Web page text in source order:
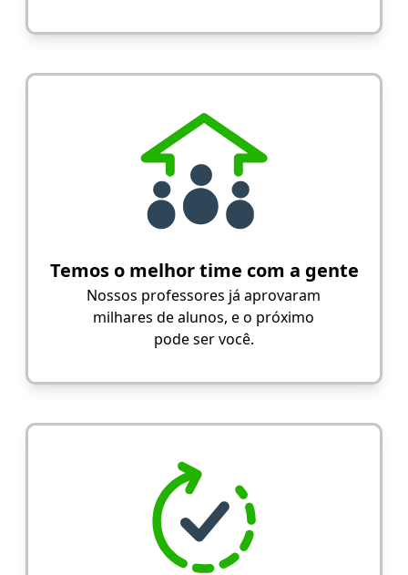
Temos o melhor time com a gente
Nossos professores já aprovaram
milhares de alunos, e o próximo
pode ser você.